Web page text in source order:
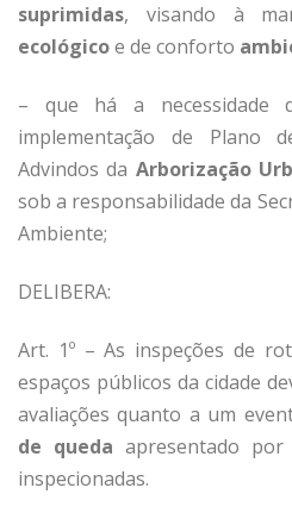
suprimidas, visando à
ecológicoe de conforto
– que há a necessidade
implementação de Plano
Advindos da Arborização
sob a responsabilidade da
Ambiente;
DELIBERA:
Art. 1º – As inspeções de
espaços públicos da cidade
avaliações quanto a um
de queda apresentado
inspecionadas.